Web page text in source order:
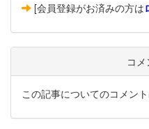
[会員登録がお済みの方は
コ
この記事についてのコメン